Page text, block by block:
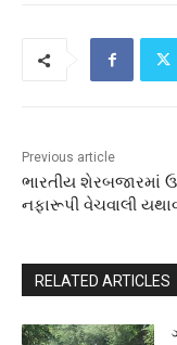
Previous article
ભારતીય શેરબજારમાં
નફારૂપી વેચવાલી
RELATED ARTICLES